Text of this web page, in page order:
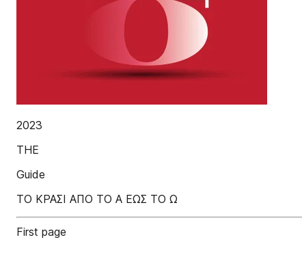
2023
THE
Guide
ΤΟ ΚΡΑΣΙ ΑΠΟ ΤΟ Α ΕΩΣ ΤΟ Ω
First page